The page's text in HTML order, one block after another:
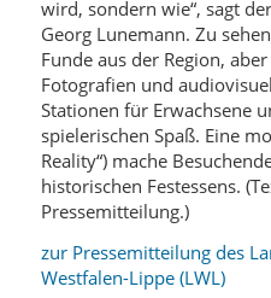
wird, sondern wie“, sagt
Georg Lunemann. Zu
Funde aus der Region,
Fotografien und
Stationen für Erwachsene
spielerischen Spaß. Eine
Reality“) mache
historischen Festessens.
Pressemitteilung.)
zur Pressemitteilung des
Westfalen-Lippe (LWL)